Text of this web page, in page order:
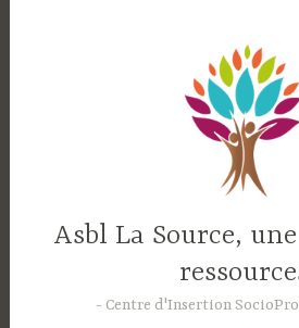
Asbl La Source,
Centre d'Insertion